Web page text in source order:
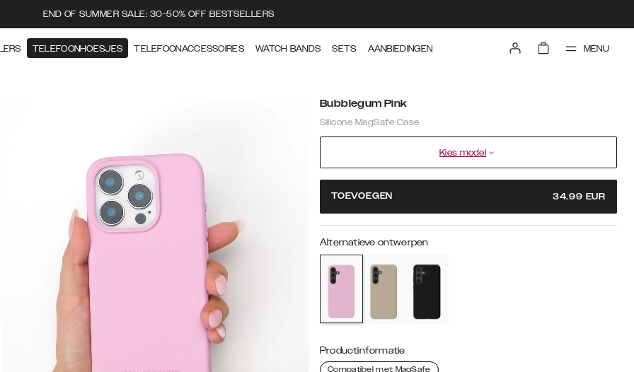
END OF SUMMER SALE: 30-50% OFF BESTSELLERS
TELEFOONHOESJES TELEFOONACCESSOIRES WATCH BANDS SETS AANBIEDINGEN MENU
Bubblegum Pink
Silicone MagSafe Case
Kies model
TOEVOEGEN 34.99 EUR
Alternatieve ontwerpen
Productinformatie
Compatibel met MagSafe